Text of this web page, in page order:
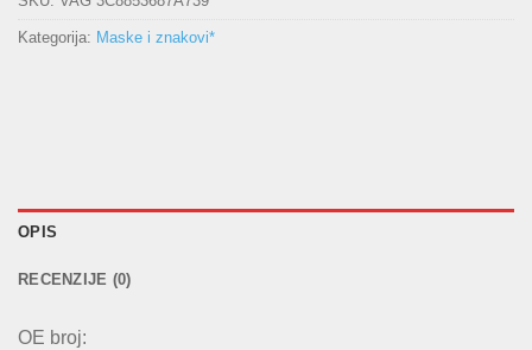
Kategorija: Maske i znakovi*
OPIS
RECENZIJE (0)
OE broj: